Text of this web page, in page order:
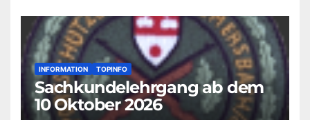
INFORMATION TOPINFO
Sachkundelehrgang ab dem
10 Oktober 2026